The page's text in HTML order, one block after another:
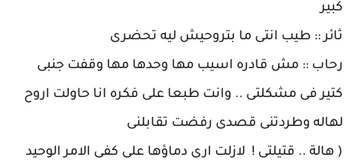
كبير
ثائر :: طيب انتى ما بتروحيش ليه تحضرى
رحاب :: مش قادره اسيب مها وحدها مها وقفت جنبى
كتير فى مشكلتى .. وانت طبعا على فكره انا حاولت اروح
لهاله وطردتنى قصدى رفضت تقابلنى
( هالة .. قتيلتى ! لازلت ارى دماؤها على كفى الامر الوحيد